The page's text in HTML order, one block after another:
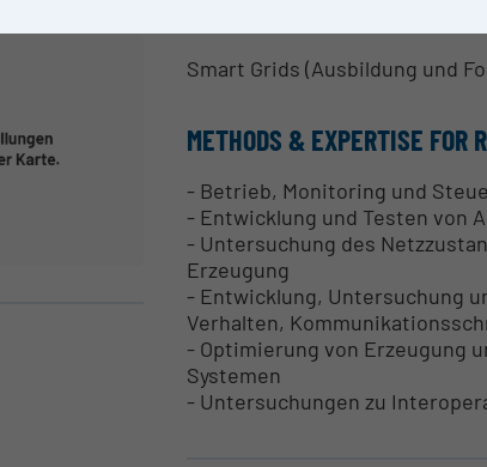
Smart Grids (Ausbildung und
METHODS & EXPERTISE FOR
- Betrieb, Monitoring und
- Entwicklung und Testen von
- Untersuchung des
Erzeugung
- Entwicklung, Untersuchung
Verhalten,
- Optimierung von Erzeugung
Systemen
- Untersuchungen zu